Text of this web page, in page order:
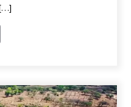
[…]
Email